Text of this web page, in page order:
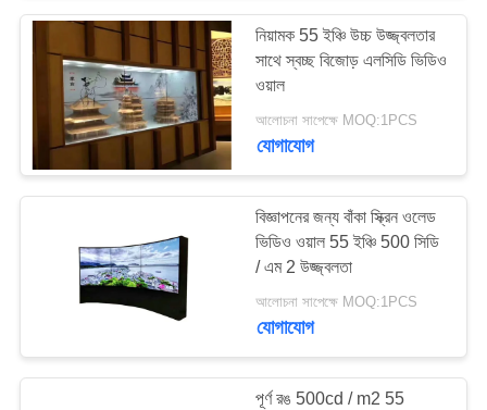
স্বচ্ছ এলসিডি স্ক্রিন
41
LCD ভিডিও দেয়াল
নিয়ামক 55 ইঞ্চি উচ্চ উজ্জ্বলতার
সাথে স্বচ্ছ বিজোড় এলসিডি ভিডিও
ওয়াল
আলোচনা সাপেক্ষে MOQ:1PCS
যোগাযোগ
বিজ্ঞাপনের জন্য বাঁকা স্ক্রিন ওলেড
ভিডিও ওয়াল 55 ইঞ্চি 500 সিডি
/ এম 2 উজ্জ্বলতা
আলোচনা সাপেক্ষে MOQ:1PCS
যোগাযোগ
পূর্ণ রঙ 500cd / m2 55